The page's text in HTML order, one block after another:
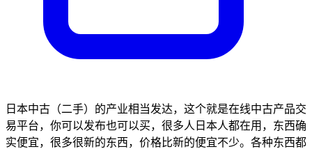
日本中古（二手）的产业相当发达，这个就是在线中古产品交
易平台，你可以发布也可以买，很多人日本人都在用，东西确
实便宜，很多很新的东西，价格比新的便宜不少。各种东西都